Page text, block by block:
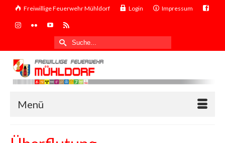
Freiwillige Feuerwehr Mühldorf Login Impressum
Suche
nach:
Menü